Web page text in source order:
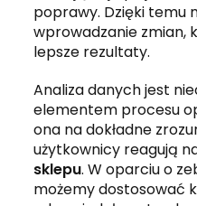
poprawy. Dzięki temu
wprowadzanie zmian,
lepsze rezultaty.
Analiza danych jest
elementem procesu
ona na dokładne
użytkownicy reagują
sklepu. W oparciu o
możemy dostosować